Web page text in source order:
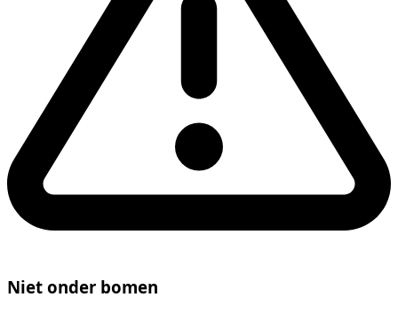
Niet onder bomen